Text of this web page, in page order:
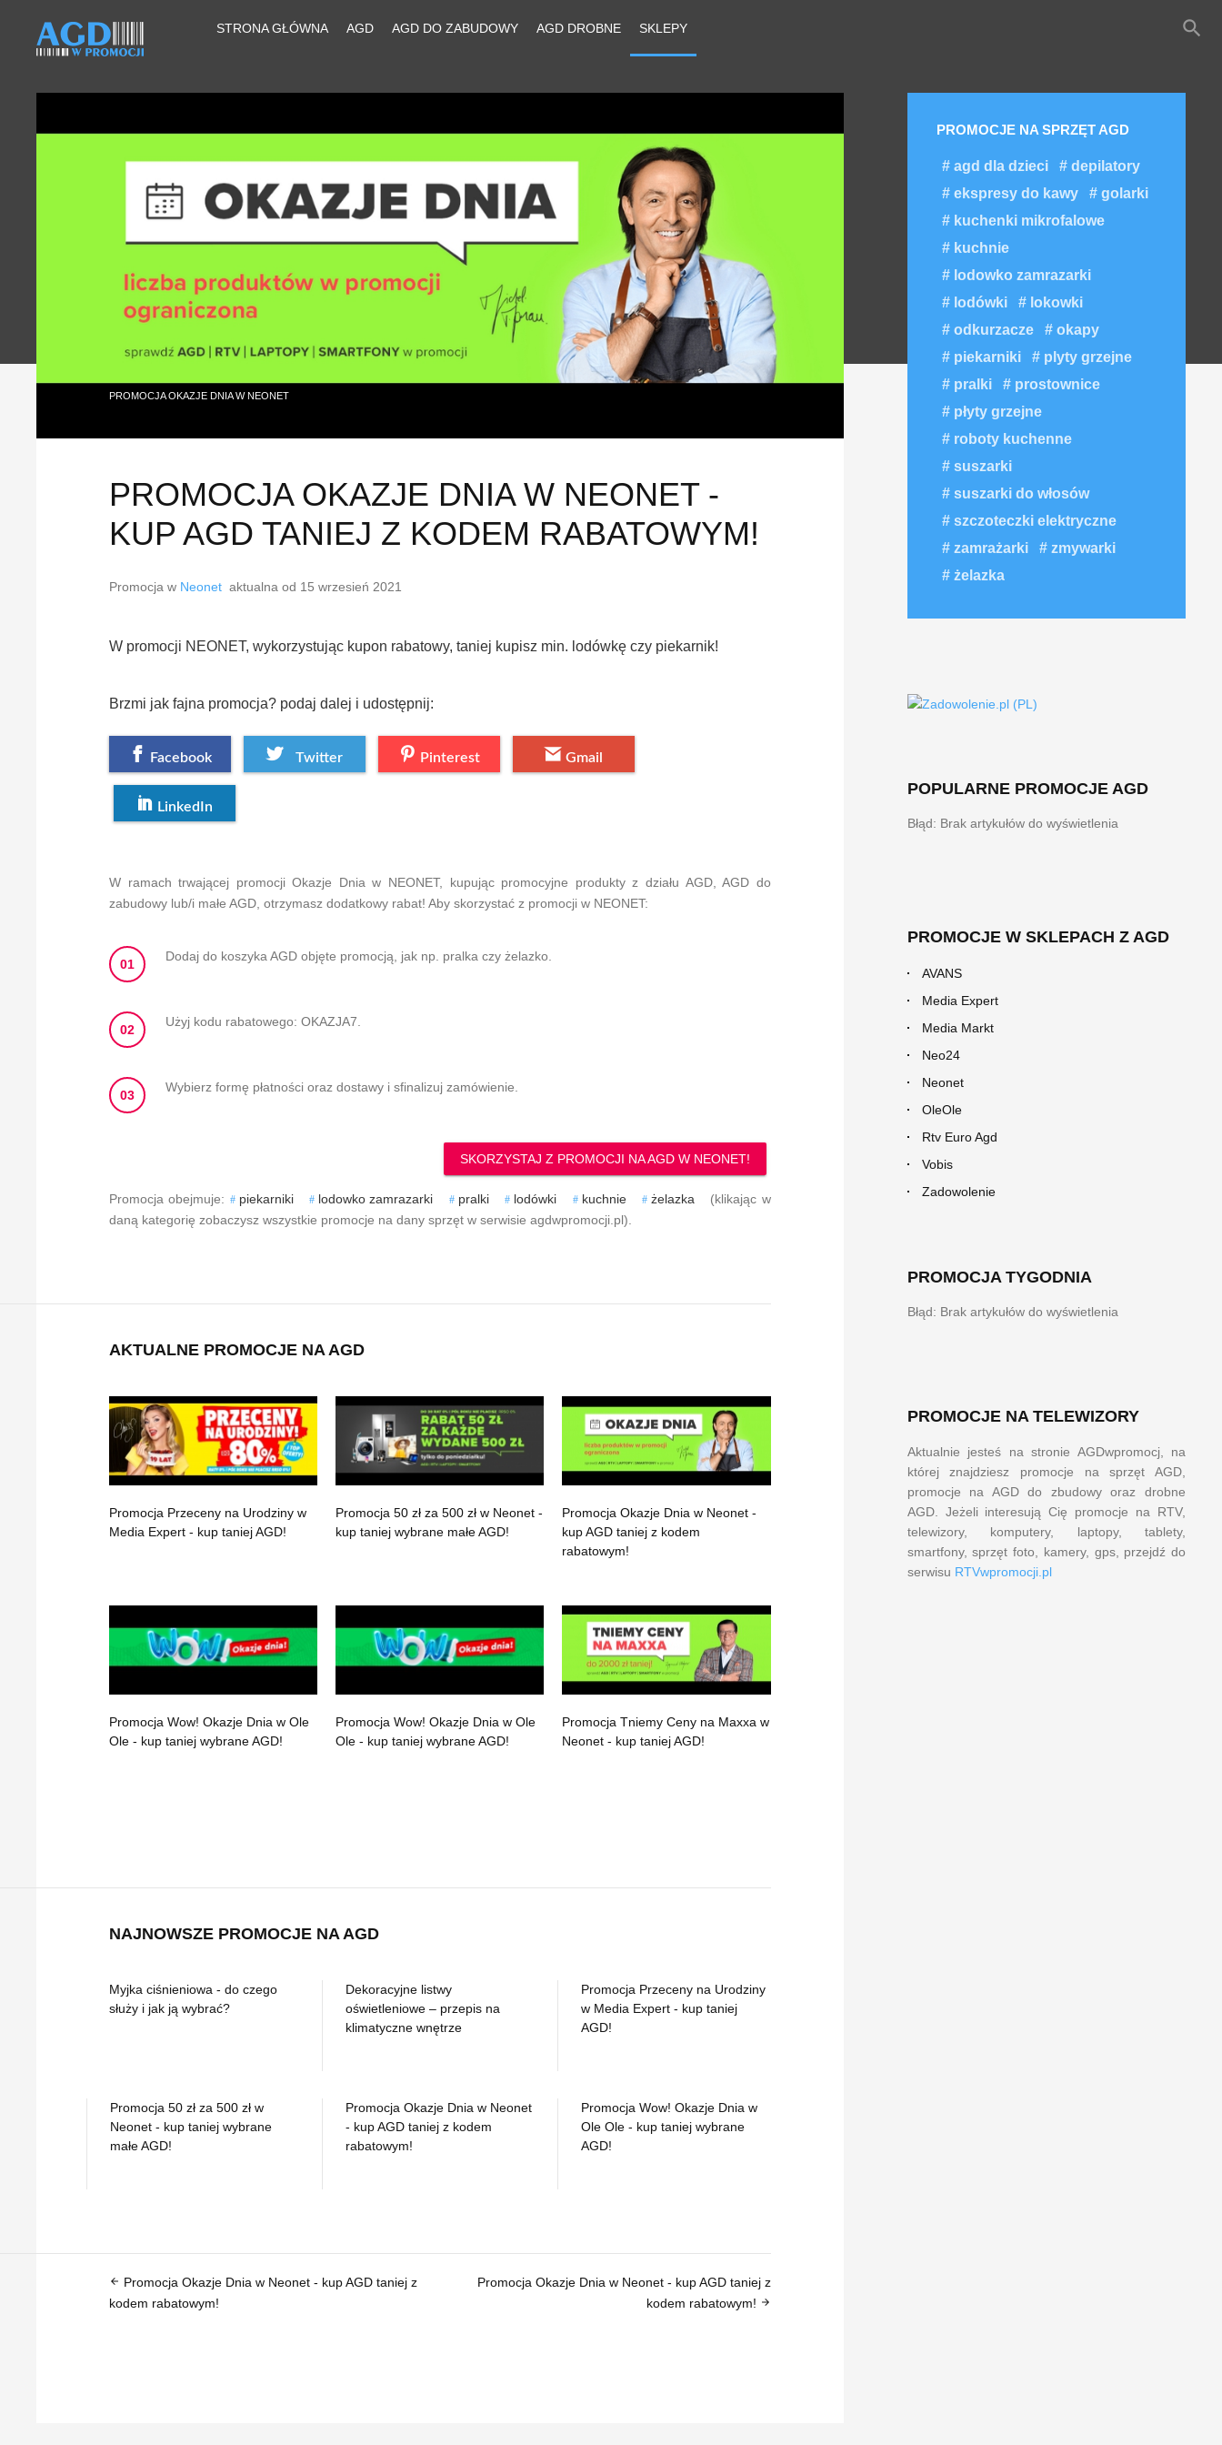
STRONA GŁÓWNA AGD AGD DO ZABUDOWY AGD DROBNE SKLEPY search
PROMOCJA OKAZJE DNIA W NEONET
PROMOCJA OKAZJE DNIA W NEONET -
KUP AGD TANIEJ Z KODEM RABATOWYM!
Promocja w Neonet aktualna od 15 wrzesień 2021
W promocji NEONET, wykorzystując kupon rabatowy, taniej kupisz min. lodówkę czy piekarnik!
Brzmi jak fajna promocja? podaj dalej i udostępnij:
Facebook Twitter Pinterest Gmail
LinkedIn
W ramach trwającej promocji Okazje Dnia w NEONET, kupując promocyjne produkty z działu AGD, AGD do
zabudowy lub/i małe AGD, otrzymasz dodatkowy rabat! Aby skorzystać z promocji w NEONET:
01
Dodaj do koszyka AGD objęte promocją, jak np. pralka czy żelazko.
02
Użyj kodu rabatowego: OKAZJA7.
03
Wybierz formę płatności oraz dostawy i sfinalizuj zamówienie.
SKORZYSTAJ Z PROMOCJI NA AGD W NEONET!
Promocja obejmuje: piekarniki lodowko zamrazarki pralki lodówki kuchnie żelazka
(klikając w
daną kategorię zobaczysz wszystkie promocje na dany sprzęt w serwisie agdwpromocji.pl).
AKTUALNE PROMOCJE NA AGD
Promocja Przeceny na Urodziny w
Media Expert - kup taniej AGD!
Promocja 50 zł za 500 zł w Neonet -
kup taniej wybrane małe AGD!
Promocja Okazje Dnia w Neonet -
kup AGD taniej z kodem
rabatowym!
Promocja Wow! Okazje Dnia w Ole
Ole - kup taniej wybrane AGD!
Promocja Wow! Okazje Dnia w Ole
Ole - kup taniej wybrane AGD!
Promocja Tniemy Ceny na Maxxa w
Neonet - kup taniej AGD!
NAJNOWSZE PROMOCJE NA AGD
Myjka ciśnieniowa - do czego
służy i jak ją wybrać?
Dekoracyjne listwy
oświetleniowe – przepis na
klimatyczne wnętrze
Promocja Przeceny na Urodziny
w Media Expert - kup taniej
AGD!
Promocja 50 zł za 500 zł w
Neonet - kup taniej wybrane
małe AGD!
Promocja Okazje Dnia w Neonet
- kup AGD taniej z kodem
rabatowym!
Promocja Wow! Okazje Dnia w
Ole Ole - kup taniej wybrane
AGD!
arrow_back Promocja Okazje Dnia w Neonet - kup AGD taniej z
kodem rabatowym!
Promocja Okazje Dnia w Neonet - kup AGD taniej z
kodem rabatowym! arrow_forward
PROMOCJE NA SPRZĘT AGD
agd dla dzieci
depilatory
ekspresy do kawy
golarki
kuchenki mikrofalowe
kuchnie
lodowko zamrazarki
lodówki
lokowki
odkurzacze
okapy
piekarniki
plyty grzejne
pralki
prostownice
płyty grzejne
roboty kuchenne
suszarki
suszarki do włosów
szczoteczki elektryczne
zamrażarki
zmywarki
żelazka
POPULARNE PROMOCJE AGD
Błąd: Brak artykułów do wyświetlenia
PROMOCJE W SKLEPACH Z AGD
AVANS
Media Expert
Media Markt
Neo24
Neonet
OleOle
Rtv Euro Agd
Vobis
Zadowolenie
PROMOCJA TYGODNIA
Błąd: Brak artykułów do wyświetlenia
PROMOCJE NA TELEWIZORY
Aktualnie jesteś na stronie AGDwpromocj, na
której znajdziesz promocje na sprzęt AGD,
promocje na AGD do zbudowy oraz drobne
AGD. Jeżeli interesują Cię promocje na RTV,
telewizory, komputery, laptopy, tablety,
smartfony, sprzęt foto, kamery, gps, przejdź do
serwisu RTVwpromocji.pl